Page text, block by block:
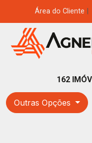
Área do Cliente
162
Outras Opções